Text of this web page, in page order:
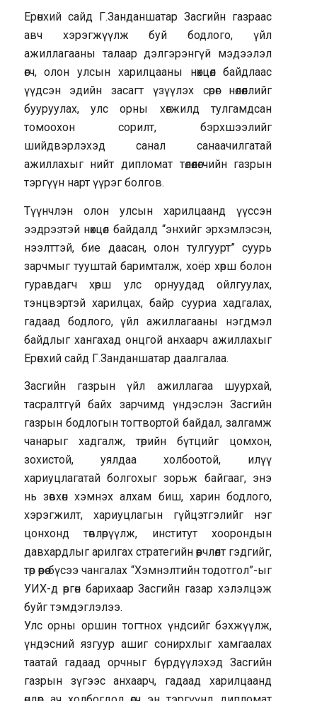
Ерөнхий сайд Г.Занданшатар Засгийн газраас
авч хэрэгжүүлж буй бодлого, үйл
ажиллагааны талаар дэлгэрэнгүй мэдээлэл
өгч, олон улсын харилцааны нөхцөл байдлаас
үүдсэн эдийн засагт үзүүлэх сөрөг нөлөөллийг
бууруулах, улс орны хөгжилд тулгамдсан
томоохон сорилт, бэрхшээлийг
шийдвэрлэхэд санал санаачилгатай
ажиллахыг нийт дипломат төлөөлөгчийн газрын
тэргүүн нарт үүрэг болгов.
Түүнчлэн олон улсын харилцаанд үүссэн
ээдрээтэй нөхцөл байдалд “энхийг эрхэмлэсэн,
нээлттэй, бие даасан, олон тулгуурт” суурь
зарчмыг тууштай баримталж, хоёр хөрш болон
гуравдагч хөрш улс орнуудад ойлгуулах,
тэнцвэртэй харилцах, байр сууриа хадгалах,
гадаад бодлого, үйл ажиллагааны нэгдмэл
байдлыг хангахад онцгой анхаарч ажиллахыг
Ерөнхий сайд Г.Занданшатар даалгалаа.
Засгийн газрын үйл ажиллагаа шуурхай,
тасралтгүй байх зарчимд үндэслэн Засгийн
газрын бодлогын тогтвортой байдал, залгамж
чанарыг хадгалж, төрийн бүтцийг цомхон,
зохистой, уялдаа холбоотой, илүү
хариуцлагатай болгохыг зорьж байгааг, энэ
нь зөвхөн хэмнэх алхам биш, харин бодлого,
хэрэгжилт, хариуцлагын гүйцэтгэлийг нэг
цонхонд төвлөрүүлж, институт хоорондын
давхардлыг арилгах стратегийн өөрчлөлт гэдгийг,
төр өөрөө бүсээ чангалах “Хэмнэлтийн тодотгол”-ыг
УИХ-д өргөн барихаар Засгийн газар хэлэлцэж
буйг тэмдэглэлээ.
Улс орны оршин тогтнох үндсийг бэхжүүлж,
үндэсний язгуур ашиг сонирхлыг хамгаалах
таатай гадаад орчныг бүрдүүлэхэд Засгийн
газрын зүгээс анхаарч, гадаад харилцаанд